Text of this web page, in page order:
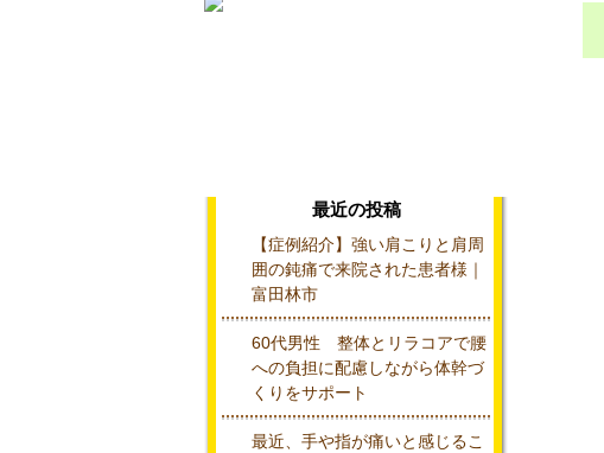
最近の投稿
【症例紹介】強い肩こりと肩周
囲の鈍痛で来院された患者様｜
富田林市
60代男性 整体とリラコアで腰
への負担に配慮しながら体幹づ
くりをサポート
最近、手や指が痛いと感じるこ